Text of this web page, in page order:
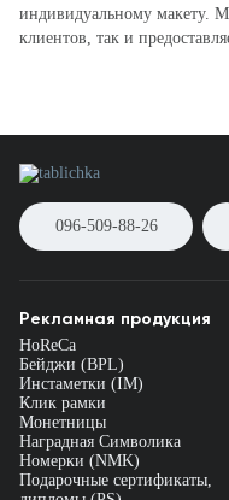
индивидуальному макету.
клиентов, так и
096-509-88-26
Рекламная продукция
HoReCa
Бейджи (BPL)
Инстаметки (IM)
Клик рамки
Монетницы
Наградная Символика
Номерки (NMK)
Подарочные сертификаты,